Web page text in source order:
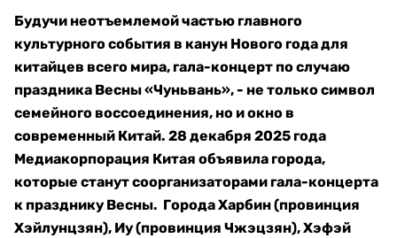
Будучи неотъемлемой частью главного
культурного события в канун Нового года для
китайцев всего мира, гала-концерт по случаю
праздника Весны «Чуньвань», - не только символ
семейного воссоединения, но и окно в
современный Китай. 28 декабря 2025 года
Медиакорпорация Китая объявила города,
которые станут соорганизаторами гала-концерта
к празднику Весны. Города Харбин (провинция
Хэйлунцзян), Иу (провинция Чжэцзян), Хэфэй